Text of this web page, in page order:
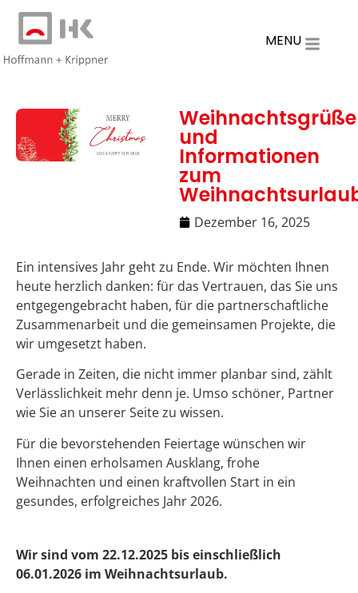
MENU
Weihnachtsgrüße
und
Informationen
zum
Dezember 16, 2025
Ein intensives Jahr geht zu Ende. Wir möchten Ihnen
heute herzlich danken: für das Vertrauen, das Sie uns
entgegengebracht haben, für die partnerschaftliche
Zusammenarbeit und die gemeinsamen Projekte, die
wir umgesetzt haben.
Gerade in Zeiten, die nicht immer planbar sind, zählt
Verlässlichkeit mehr denn je. Umso schöner, Partner
wie Sie an unserer Seite zu wissen.
Für die bevorstehenden Feiertage wünschen wir
Ihnen einen erholsamen Ausklang, frohe
Weihnachten und einen kraftvollen Start in ein
gesundes, erfolgreiches Jahr 2026.
Wir sind vom 22.12.2025 bis einschließlich
06.01.2026 im Weihnachtsurlaub.